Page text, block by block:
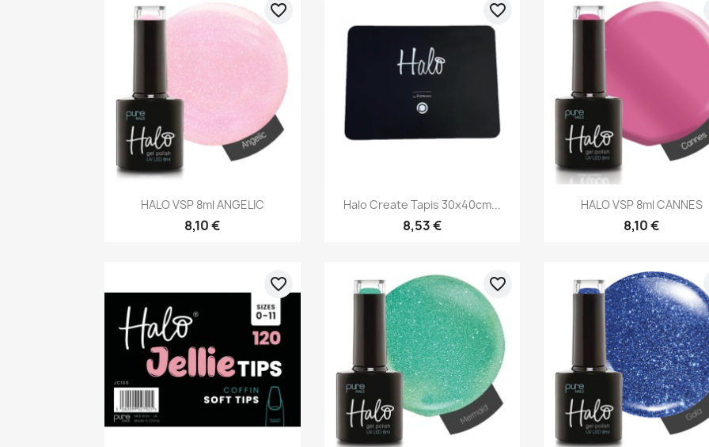
Aperçu rapide
HALO VSP 8ml ANGELIC
8,10 €
favorite_border
Aperçu rapide
Halo Create Tapis 30x40cm...
8,53 €
favorite_border
Aperçu rapide
HALO VSP 8ml CANNES
8,10 €
favorite_border favorite_border